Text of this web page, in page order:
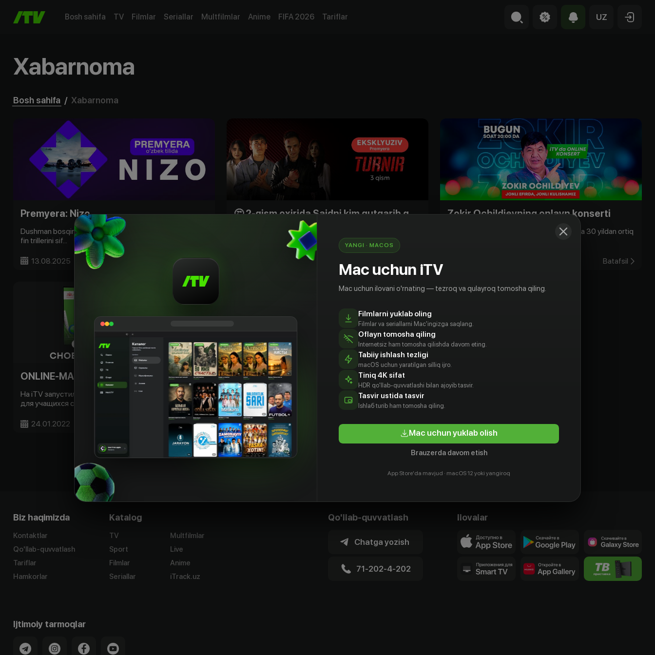
Bosh sahifa TV Filmlar Seriallar Multfilmlar Anime FIFA 2026 Tariflar UZ
Xabarnoma
Bosh sahifa / Xabarnoma
Premyera: Nizo
Dushman bosqini, hayot uchun kurash va fitna siri. Yangi
fin trillerini sif...
13.08.2025 Batafsil
🤔 2-qism oxirida Saidni kim qutqarib qoldi?
🟢 Buni bilib olish uchun «Turnir» serialining 3 qismini
hoziroq iTV da tom...
Zokir Ochildievning onlayn konserti
Bugun, Toshkent vaqti bilan soat 20:00da 30 yildan ortiq
Batafsil
ONLINE-MAKTAB снова доступен на iTV!
На iTV запустились 3 телеканала ONLINE-MAKTAB
для учащихся средних школ: -...
24.01.2022 Batafsil
Иногда всего лишь один забитый в ворота мяч
становится причиной эмоциональн...
29.11.2021 Batafsil
Biz haqimizda
Kontaktlar
Qo'llab-quvvatlash
Tariflar
Hamkorlar
Katalog
TV
Sport
Filmlar
Seriallar
Multfilmlar
Live
Anime
iTrack.uz
Qo'llab-quvvatlash
Chatga yozish
71-202-4-202
Ilovalar
Ijtimoiy tarmoqlar
YANGI · MACOS
Mac uchun iTV
Mac uchun ilovani o'rnating — tezroq va qulayroq tomosha qiling.
Filmlarni yuklab oling
Filmlar va seriallarni Mac'ingizga saqlang.
Oflayn tomosha qiling
Internetsiz ham tomosha qilishda davom eting.
Tabiiy ishlash tezligi
macOS uchun yaratilgan silliq ijro.
Tiniq 4K sifat
HDR qo'llab-quvvatlashi bilan ajoyib tasvir.
Tasvir ustida tasvir
Ishlаб turib ham tomosha qiling.
Mac uchun yuklab olish
Brauzerda davom etish
App Store'da mavjud · macOS 12 yoki yangiroq